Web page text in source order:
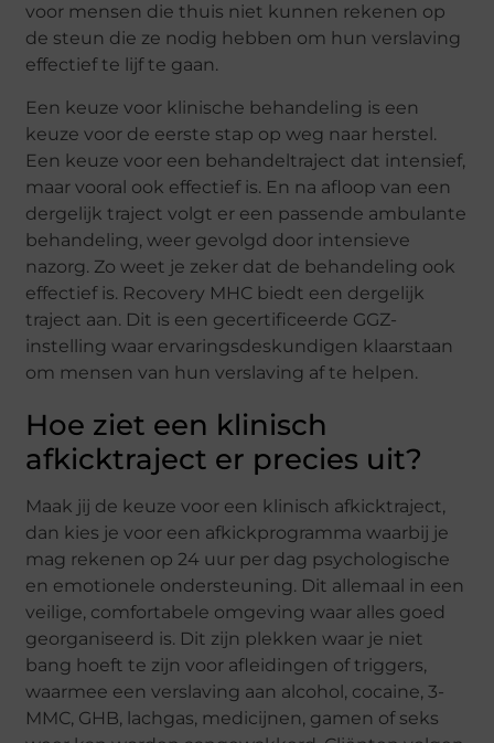
voor mensen die thuis niet kunnen rekenen op
de steun die ze nodig hebben om hun verslaving
effectief te lijf te gaan.
Een keuze voor klinische behandeling is een
keuze voor de eerste stap op weg naar herstel.
Een keuze voor een behandeltraject dat intensief,
maar vooral ook effectief is. En na afloop van een
dergelijk traject volgt er een passende ambulante
behandeling, weer gevolgd door intensieve
nazorg. Zo weet je zeker dat de behandeling ook
effectief is. Recovery MHC biedt een dergelijk
traject aan. Dit is een gecertificeerde GGZ-
instelling waar ervaringsdeskundigen klaarstaan
om mensen van hun verslaving af te helpen.
Hoe ziet een klinisch
afkicktraject er precies uit?
Maak jij de keuze voor een klinisch afkicktraject,
dan kies je voor een afkickprogramma waarbij je
mag rekenen op 24 uur per dag psychologische
en emotionele ondersteuning. Dit allemaal in een
veilige, comfortabele omgeving waar alles goed
georganiseerd is. Dit zijn plekken waar je niet
bang hoeft te zijn voor afleidingen of triggers,
waarmee een verslaving aan alcohol, cocaine, 3-
MMC, GHB, lachgas, medicijnen, gamen of seks